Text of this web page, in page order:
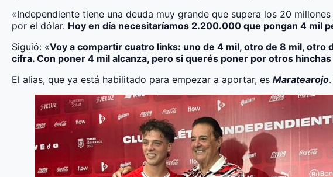
«Independiente tiene una deuda muy grande que supera los 20
por el dólar. Hoy en día necesitaríamos 2.200.000 que pongan 4 mil
Siguió: «Voy a compartir cuatro links: uno de 4 mil, otro de 8 mil,
cifra. Con poner 4 mil alcanza, pero si querés poner por otros
El alias, que ya está habilitado para empezar a aportar, es Maratearojo